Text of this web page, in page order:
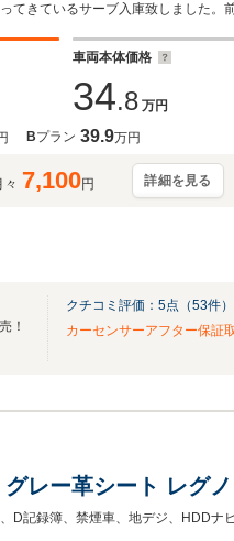
てきているサーブ入庫致しました。
車両本体価格
34.8 万円
Bプラン 39.9万円
々 7,100円 詳細を見る
！
クチコミ評価： 5点（53件）
カーセンサーアフター保証
レー革シート レグ
D記録簿、禁煙車、地デジ、HDD